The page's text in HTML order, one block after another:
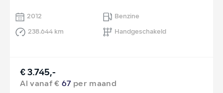
2012
Benzine
238.644 km
Handgeschakeld
€ 3.745,-
Al vanaf €67 per maand